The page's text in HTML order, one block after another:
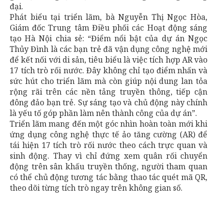
đại.
Phát biểu tại triển lãm, bà Nguyễn Thị Ngọc Hòa,
Giám đốc Trung tâm Điều phối các Hoạt động sáng
tạo Hà Nội chia sẻ: “Điểm nổi bật của dự án Ngọc
Thủy Đình là các bạn trẻ đã vận dụng công nghệ mới
để kết nối với di sản, tiêu biểu là việc tích hợp AR vào
17 tích trò rối nước. Đây không chỉ tạo điểm nhấn và
sức hút cho triển lãm mà còn giúp nội dung lan tỏa
rộng rãi trên các nền tảng truyền thông, tiếp cận
đông đảo bạn trẻ. Sự sáng tạo và chủ động này chính
là yếu tố góp phần làm nên thành công của dự án”.
Triển lãm mang đến một góc nhìn hoàn toàn mới khi
ứng dụng công nghệ thực tế ảo tăng cường (AR) để
tái hiện 17 tích trò rối nước theo cách trực quan và
sinh động. Thay vì chỉ đứng xem quân rối chuyển
động trên sân khấu truyền thống, người tham quan
có thể chủ động tương tác bằng thao tác quét mã QR,
theo dõi từng tích trò ngay trên không gian số.